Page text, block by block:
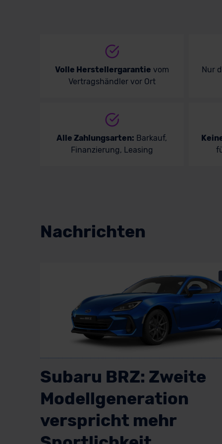
Volle Herstellergarantie vom
Vertragshändler vor Ort
Nur
Alle Zahlungsarten: Barkauf,
Finanzierung, Leasing
Nachrichten
Subaru BRZ: Zweite
Modellgeneration
verspricht mehr